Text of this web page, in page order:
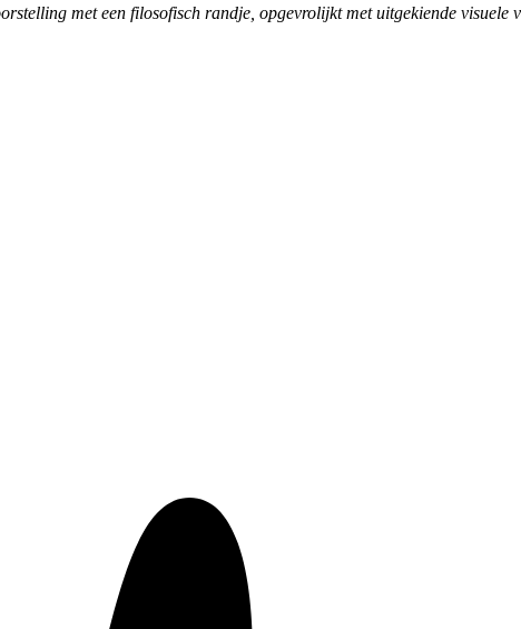
met een filosofisch randje, opgevrolijkt met uitgekiende visuele